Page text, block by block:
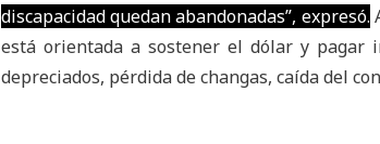
discapacidad quedan abandonadas”, expresó.
está orientada a sostener el dólar y pagar
depreciados, pérdida de changas, caída del